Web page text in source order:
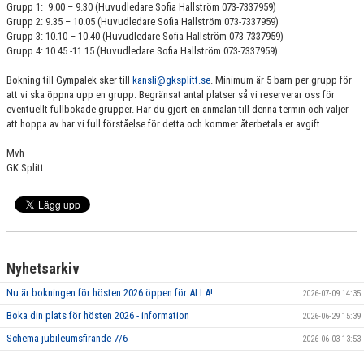
Grupp 1: 9.00 – 9.30 (Huvudledare Sofia Hallström 073-7337959)
Grupp 2: 9.35 – 10.05 (Huvudledare Sofia Hallström 073-7337959)
Grupp 3: 10.10 – 10.40 (Huvudledare Sofia Hallström 073-7337959)
Grupp 4: 10.45 -11.15 (Huvudledare Sofia Hallström 073-7337959)
Bokning till Gympalek sker till kansli@gksplitt.se. Minimum är 5 barn per grupp för
att vi ska öppna upp en grupp. Begränsat antal platser så vi reserverar oss för
eventuellt fullbokade grupper. Har du gjort en anmälan till denna termin och väljer
att hoppa av har vi full förståelse för detta och kommer återbetala er avgift.
Mvh
GK Splitt
Nyhetsarkiv
Nu är bokningen för hösten 2026 öppen för ALLA! 2026-07-09 14:35
Boka din plats för hösten 2026 - information 2026-06-29 15:39
Schema jubileumsfirande 7/6 2026-06-03 13:53